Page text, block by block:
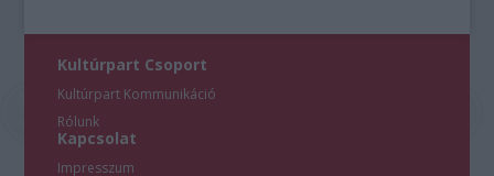
Kultúrpart Csoport
Kultúrpart Kommunikáció
Rólunk
Kapcsolat
Impresszum